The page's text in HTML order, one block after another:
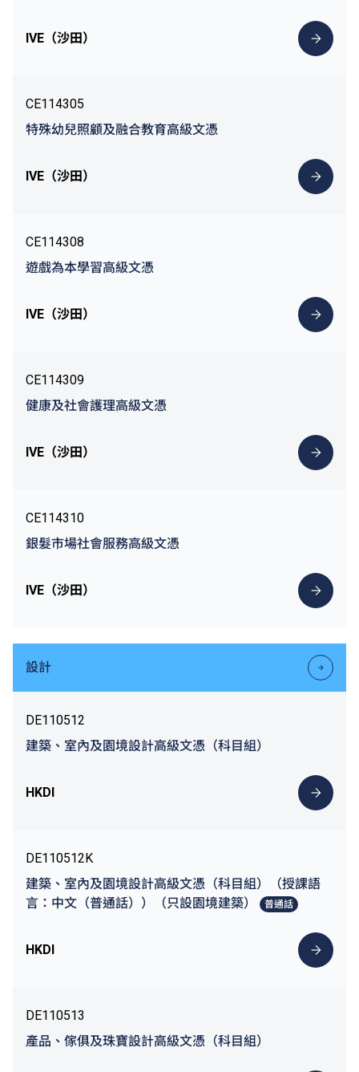
IVE（沙田）
CE114305
特殊幼兒照顧及融合教育高級文憑
IVE（沙田）
CE114308
遊戲為本學習高級文憑
IVE（沙田）
CE114309
健康及社會護理高級文憑
IVE（沙田）
CE114310
銀髮市場社會服務高級文憑
IVE（沙田）
設計
DE110512
建築、室內及園境設計高級文憑（科目組）
HKDI
DE110512K
建築、室內及園境設計高級文憑（科目組）（授課語
言：中文（普通話））（只設園境建築）
普通話
HKDI
DE110513
產品、傢俱及珠寶設計高級文憑（科目組）